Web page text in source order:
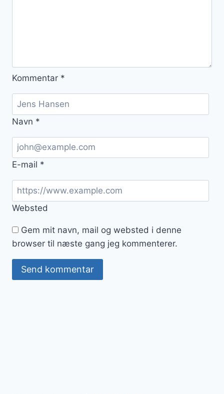
Kommentar *
Navn *
E-mail *
Websted
Gem mit navn, mail og websted i denne
browser til næste gang jeg kommenterer.